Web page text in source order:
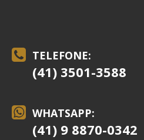
TELEFONE:
(41) 3501-3588
WHATSAPP:
(41) 9 8870-0342